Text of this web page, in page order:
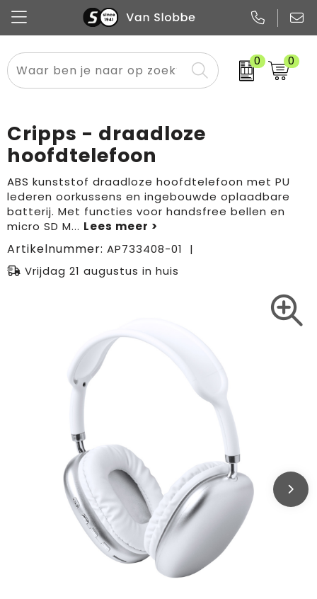
0 0
Alle categorieën
Snoep
Promo
Pennen
Notitieboekjes
Papier
Flessen
Glazen en karaffen
Merken
Meest gekozen
Sportkleding
Overig textiel
Boodschappen- en draagtassen
Sport & vrije tijd
Rugzakken
Cripps - draadloze
hoofdtelefoon
ABS kunststof draadloze hoofdtelefoon met PU
lederen oorkussens en ingebouwde oplaadbare
batterij. Met functies voor handsfree bellen en
micro SD M...
Artikelnummer: AP733408-01
Vrijdag 21 augustus in huis